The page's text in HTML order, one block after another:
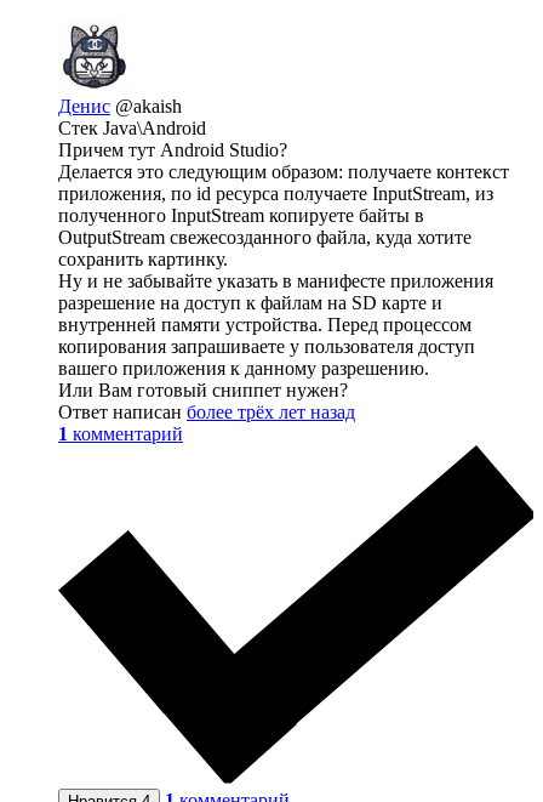
Денис @akaish
Стек Java\Android
Причем тут Android Studio?
Делается это следующим образом: получаете контекст
приложения, по id ресурса получаете InputStream, из
полученного InputStream копируете байты в
OutputStream свежесозданного файла, куда хотите
сохранить картинку.
Ну и не забывайте указать в манифесте приложения
разрешение на доступ к файлам на SD карте и
внутренней памяти устройства. Перед процессом
копирования запрашиваете у пользователя доступ
вашего приложения к данному разрешению.
Или Вам готовый сниппет нужен?
Ответ написан более трёх лет назад
1 комментарий